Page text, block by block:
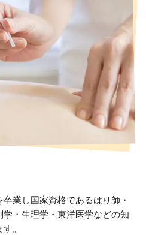
業し国家資格であるはり師・
・生理学・東洋医学などの知
。